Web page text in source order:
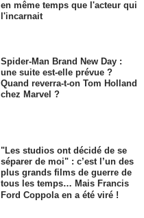
en même temps que l'acteur qui
l'incarnait
Spider-Man Brand New Day :
une suite est-elle prévue ?
Quand reverra-t-on Tom Holland
chez Marvel ?
"Les studios ont décidé de se
séparer de moi" : c’est l’un des
plus grands films de guerre de
tous les temps… Mais Francis
Ford Coppola en a été viré !